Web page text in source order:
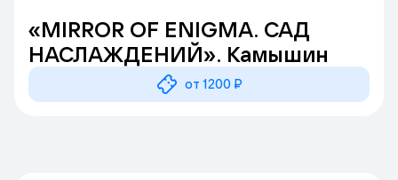
«MIRROR OF ENIGMA. САД
НАСЛАЖДЕНИЙ». Камышин
от 1200 ₽